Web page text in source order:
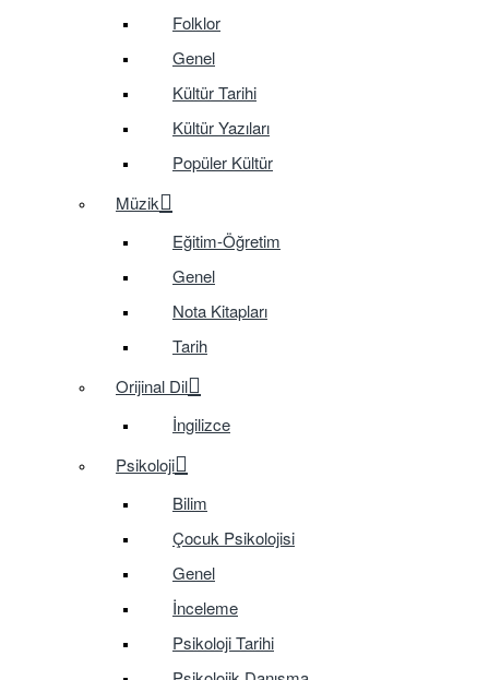
Folklor
Genel
Kültür Tarihi
Kültür Yazıları
Popüler Kültür
Müzik
Eğitim-Öğretim
Genel
Nota Kitapları
Tarih
Orijinal Dil
İngilizce
Psikoloji
Bilim
Çocuk Psikolojisi
Genel
İnceleme
Psikoloji Tarihi